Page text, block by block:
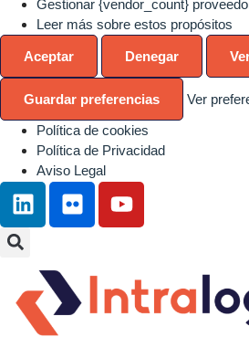
Gestionar {vendor_count}
Leer más sobre estos propósitos
Aceptar Denegar
Guardar preferencias
Ver
Política de cookies
Política de Privacidad
Aviso Legal